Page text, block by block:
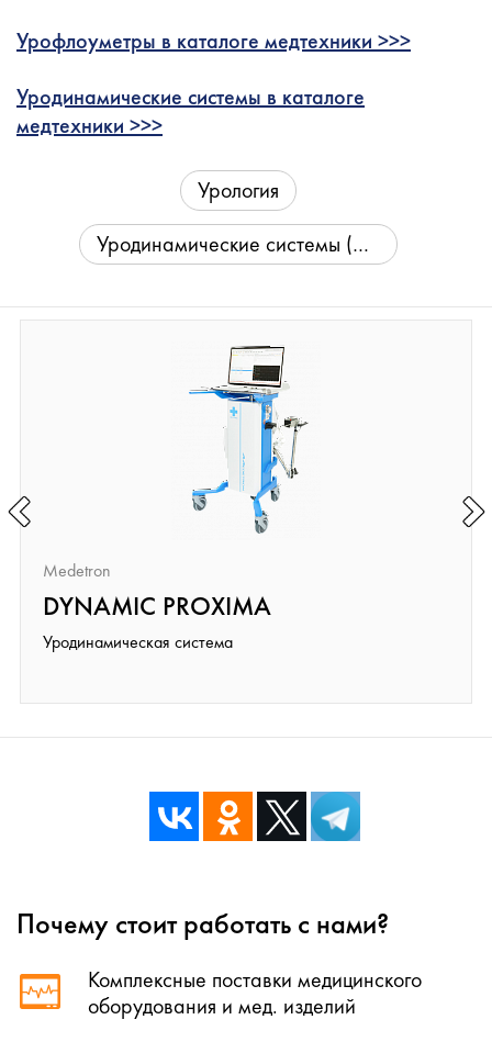
Урофлоуметры в каталоге медтехники >>>
Уродинамические системы в каталоге
медтехники >>>
Урология
Уродинамические системы (КУДИ)
Medetron
DYNAMIC PROXIMA
Уродинамическая система
Почему стоит работать с нами?
Комплексные поставки медицинского
оборудования и мед. изделий